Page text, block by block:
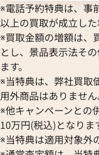
※電話予約特典は、事
以上の買取が成立した
※買取金額の増額は、
とし、景品表示法そ
ます。
※当特典は、弊社買取
用外商品はありません
※他キャンペーンとの
10万円(税込)となりま
※当特典は適用対象外